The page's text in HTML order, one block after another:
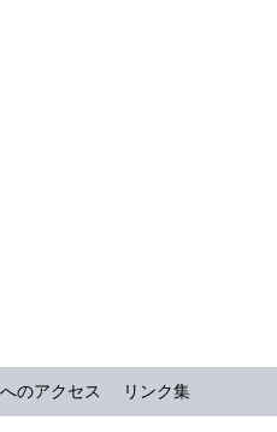
のアクセス リンク集